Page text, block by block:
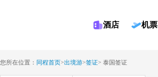
酒店 机票
您所在位置： 同程首页>出境游>签证> 泰国签证